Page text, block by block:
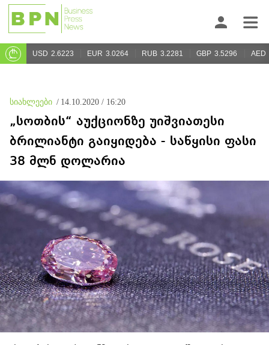
USD 2.6223 EUR 3.0264 RUB 3.2281 GBP 3.5296 AED
სიახლეები / 14.10.2020 / 16:20
„სოთბის“ აუქციონზე უიშვიათესი
ბრილიანტი გაიყიდება - საწყისი ფასი
38 მლნ დოლარია